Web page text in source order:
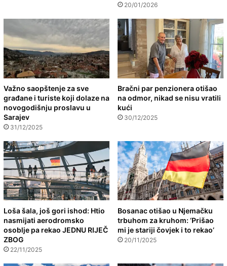
20/01/2026
Važno saopštenje za sve
građane i turiste koji dolaze na
novogodišnju proslavu u
Sarajev
31/12/2025
Bračni par penzionera otišao
na odmor, nikad se nisu vratili
kući
30/12/2025
Loša šala, još gori ishod: Htio
nasmijati aerodromsko
osoblje pa rekao JEDNU RIJEČ
ZBOG
22/11/2025
Bosanac otišao u Njemačku
trbuhom za kruhom: ‘Prišao
mi je stariji čovjek i to rekao’
20/11/2025